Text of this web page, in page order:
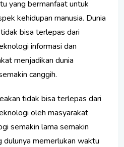
yang bermanfaat untuk
kehidupan manusia. Dunia
bisa terlepas dari
informasi dan
menjadikan dunia
canggih.
tidak bisa terlepas dari
oleh masyarakat
semakin lama semakin
dulunya memerlukan waktu